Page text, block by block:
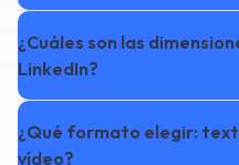
¿Cuáles son las
LinkedIn?
¿Qué formato elegir:
vídeo?